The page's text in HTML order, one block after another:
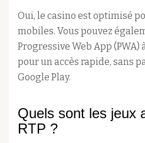
Oui, le casino est optimisé
mobiles. Vous pouvez
Progressive Web App (PWA)
pour un accès rapide, sans
Google Play.
Quels sont les jeux
RTP ?